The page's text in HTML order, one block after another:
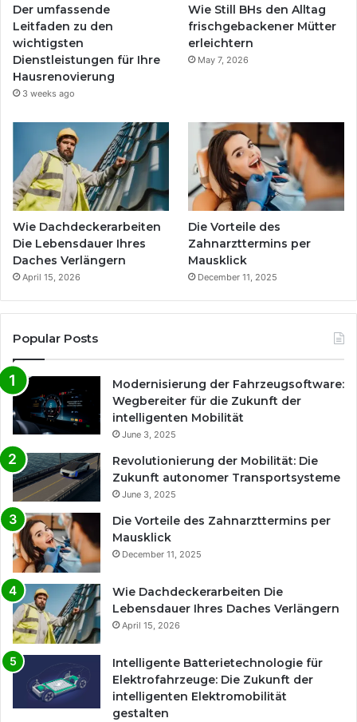
Der umfassende
Leitfaden zu den
wichtigsten
Dienstleistungen für Ihre
Hausrenovierung
3 weeks ago
Wie Still BHs den Alltag
frischgebackener Mütter
erleichtern
May 7, 2026
Wie Dachdeckerarbeiten
Die Lebensdauer Ihres
Daches Verlängern
April 15, 2026
Die Vorteile des
Zahnarzttermins per
Mausklick
December 11, 2025
Popular Posts
Modernisierung der Fahrzeugsoftware:
Wegbereiter für die Zukunft der
intelligenten Mobilität
June 3, 2025
Revolutionierung der Mobilität: Die
Zukunft autonomer Transportsysteme
June 3, 2025
Die Vorteile des Zahnarzttermins per
Mausklick
December 11, 2025
Wie Dachdeckerarbeiten Die
Lebensdauer Ihres Daches Verlängern
April 15, 2026
Intelligente Batterietechnologie für
Elektrofahrzeuge: Die Zukunft der
intelligenten Elektromobilität
gestalten